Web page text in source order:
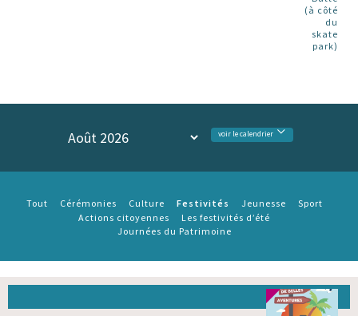
(à côté
du
skate
park)
voir le calendrier
Tout Cérémonies Culture Festivités Jeunesse
Sport
Actions citoyennes
Les festivités d’été
Journées du Patrimoine